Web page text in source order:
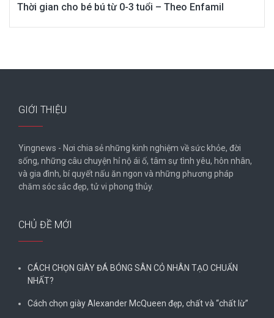
Thời gian cho bé bú từ 0-3 tuổi – Theo Enfamil
GIỚI THIỆU
Yingnews - Nơi chia sẻ những kinh nghiệm về sức khỏe, đời
sống, những câu chuyện hỉ nộ ái ố, tâm sự tình yêu, hôn nhân,
và gia đình, bí quyết nấu ăn ngon và những phương pháp
chăm sóc sắc đẹp, tử vi phong thủy.
CHỦ ĐỀ MỚI
CÁCH CHỌN GIÀY ĐÁ BÓNG SÂN CỎ NHÂN TẠO CHUẨN
NHẤT?
Cách chọn giày Alexander McQueen đẹp, chất và “chất lừ”